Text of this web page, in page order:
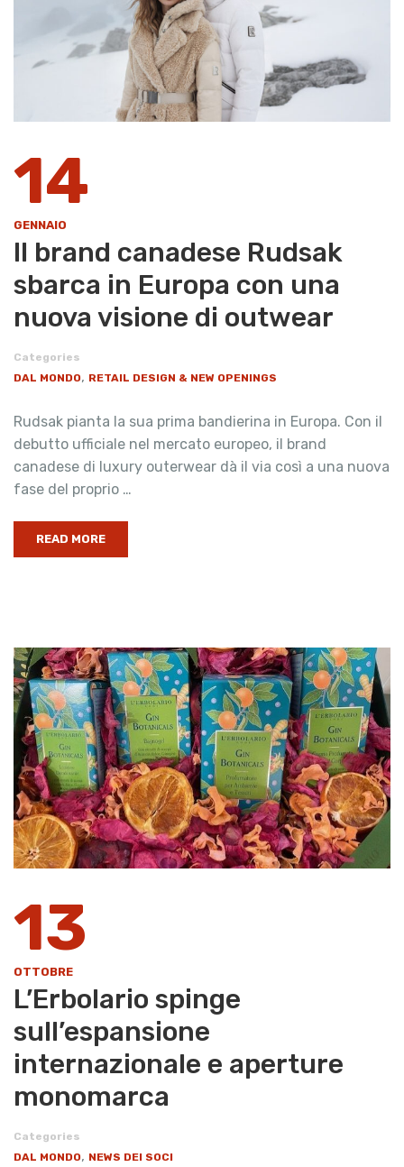
14
GENNAIO
Il brand canadese Rudsak
sbarca in Europa con una
nuova visione di outwear
Categories
DAL MONDO, RETAIL DESIGN & NEW OPENINGS
Rudsak pianta la sua prima bandierina in Europa. Con il
debutto ufficiale nel mercato europeo, il brand
canadese di luxury outerwear dà il via così a una nuova
fase del proprio …
READ MORE
13
OTTOBRE
L’Erbolario spinge
sull’espansione
internazionale e aperture
monomarca
Categories
DAL MONDO, NEWS DEI SOCI